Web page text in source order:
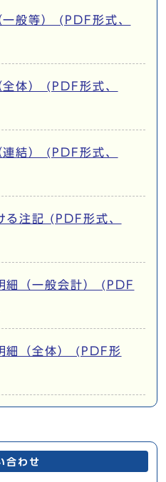
般等） (PDF形式、
体） (PDF形式、
結） (PDF形式、
る注記 (PDF形式、
細（一般会計） (PDF
細（全体） (PDF形
合わせ